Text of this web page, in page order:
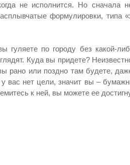
не исполнится. Но сначала
формулировки, типа
гуляете по городу без какой-
Куда вы придете?
рано или поздно там будете,
вас нет цели, значит вы –
к ней, вы можете ее